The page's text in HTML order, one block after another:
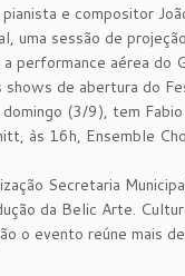
e compositor
uma sessão de
performance aérea do
shows de abertura do
(3/9), tem
às 16h, Ensemble
Secretaria
da Belic Arte.
o evento reúne mais